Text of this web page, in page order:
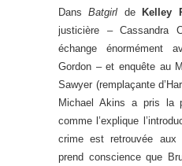
DansBatgirl deKelley
justicière – Cassandra
échange énormément
Gordon – et enquête au
Sawyer (remplaçante
Michael Akins a pris la
comme l’explique
crime est retrouvée aux
prend conscience que